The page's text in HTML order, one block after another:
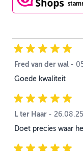
Fred van der wal -
Goede kwaliteit
L ter Haar - 26.
26.08.25
Doet precies waar